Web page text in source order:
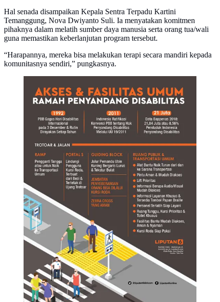
Hal senada disampaikan Kepala Sentra Terpadu Kartini
Temanggung, Nova Dwiyanto Suli. Ia menyatakan komitmen
pihaknya dalam melatih sumber daya manusia serta orang tua/wali
guna memastikan keberlanjutan program tersebut.
“Harapannya, mereka bisa melakukan terapi secara mandiri kepada
komunitasnya sendiri,” pungkasnya.